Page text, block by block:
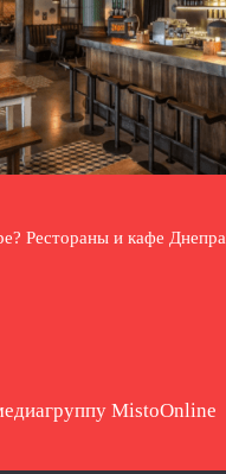
Рестораны и кафе Днепра
MistoOnline